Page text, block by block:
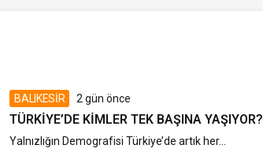
BALIKESİR 2 gün önce
TÜRKIYE’DE KIMLER TEK BAŞINA YAŞIYOR?
Yalnızlığın Demografisi Türkiye’de artık her...